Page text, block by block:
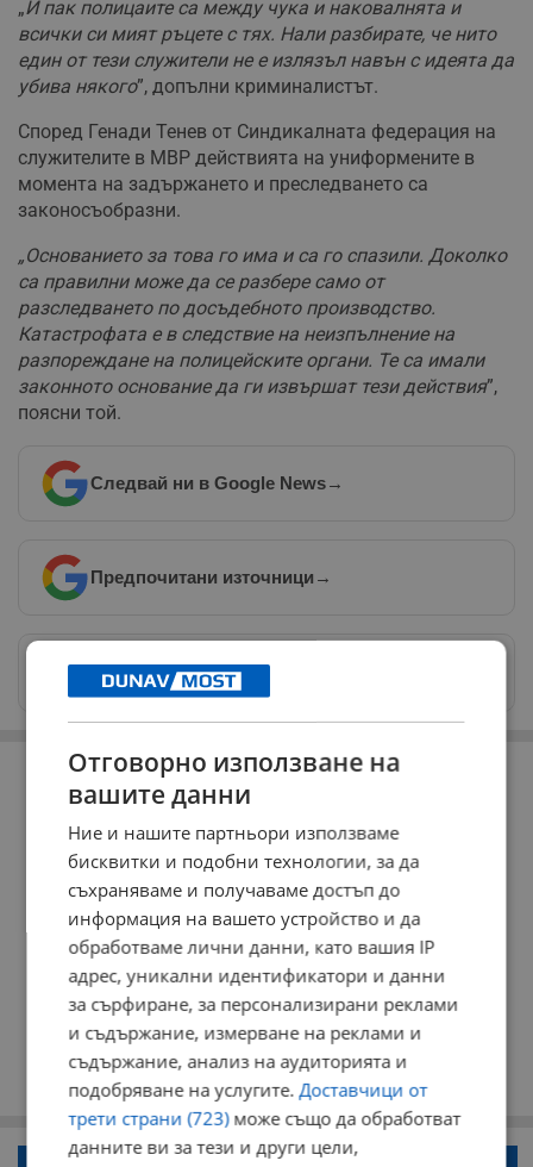
„И пак полицаите са между чука и наковалнята и
всички си мият ръцете с тях. Нали разбирате, че нито
един от тези служители не е излязъл навън с идеята да
убива някого”, допълни криминалистът.
Според Генади Тенев от Синдикалната федерация на
служителите в МВР действията на униформените в
момента на задържането и преследването са
законосъобразни.
„Основанието за това го има и са го спазили. Доколко
са правилни може да се разбере само от
разследването по досъдебното производство.
Катастрофата е в следствие на неизпълнение на
разпореждане на полицейските органи. Те са имали
законното основание да ги извършат тези действия”,
поясни той.
Следвай ни в Google News→
Предпочитани източници →
Изпращайте снимки и информация на
news@dunavmost.com
Отговорно използване на
вашите данни
Ние и нашите партньори използваме
бисквитки и подобни технологии, за да
съхраняваме и получаваме достъп до
информация на вашето устройство и да
обработваме лични данни, като вашия IP
адрес, уникални идентификатори и данни
за сърфиране, за персонализирани реклами
и съдържание, измерване на реклами и
съдържание, анализ на аудиторията и
подобряване на услугите.Доставчици от
трети страни (723)може също да обработват
данните ви за тези и други цели,